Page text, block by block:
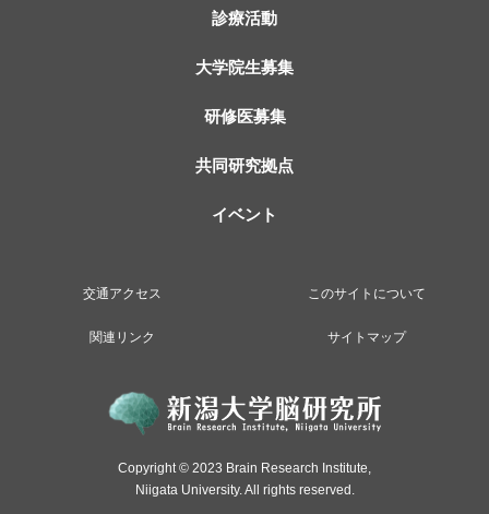
耳を低周波刺激することで免疫の暴走が抑えられ頭が良く
動物資源開発研究分野
脳神経外科学分野
Tau入門
2024.01.22 腫瘍病態学分野
分子神経疾患資源解析学分野
細胞病態学分野
診療活動
大学院生募集
研修医募集
共同研究拠点
イベント
交通アクセス このサイトについて
関連リンク サイトマップ
Copyright © 2023 Brain Research Institute,
Niigata University. All rights reserved.